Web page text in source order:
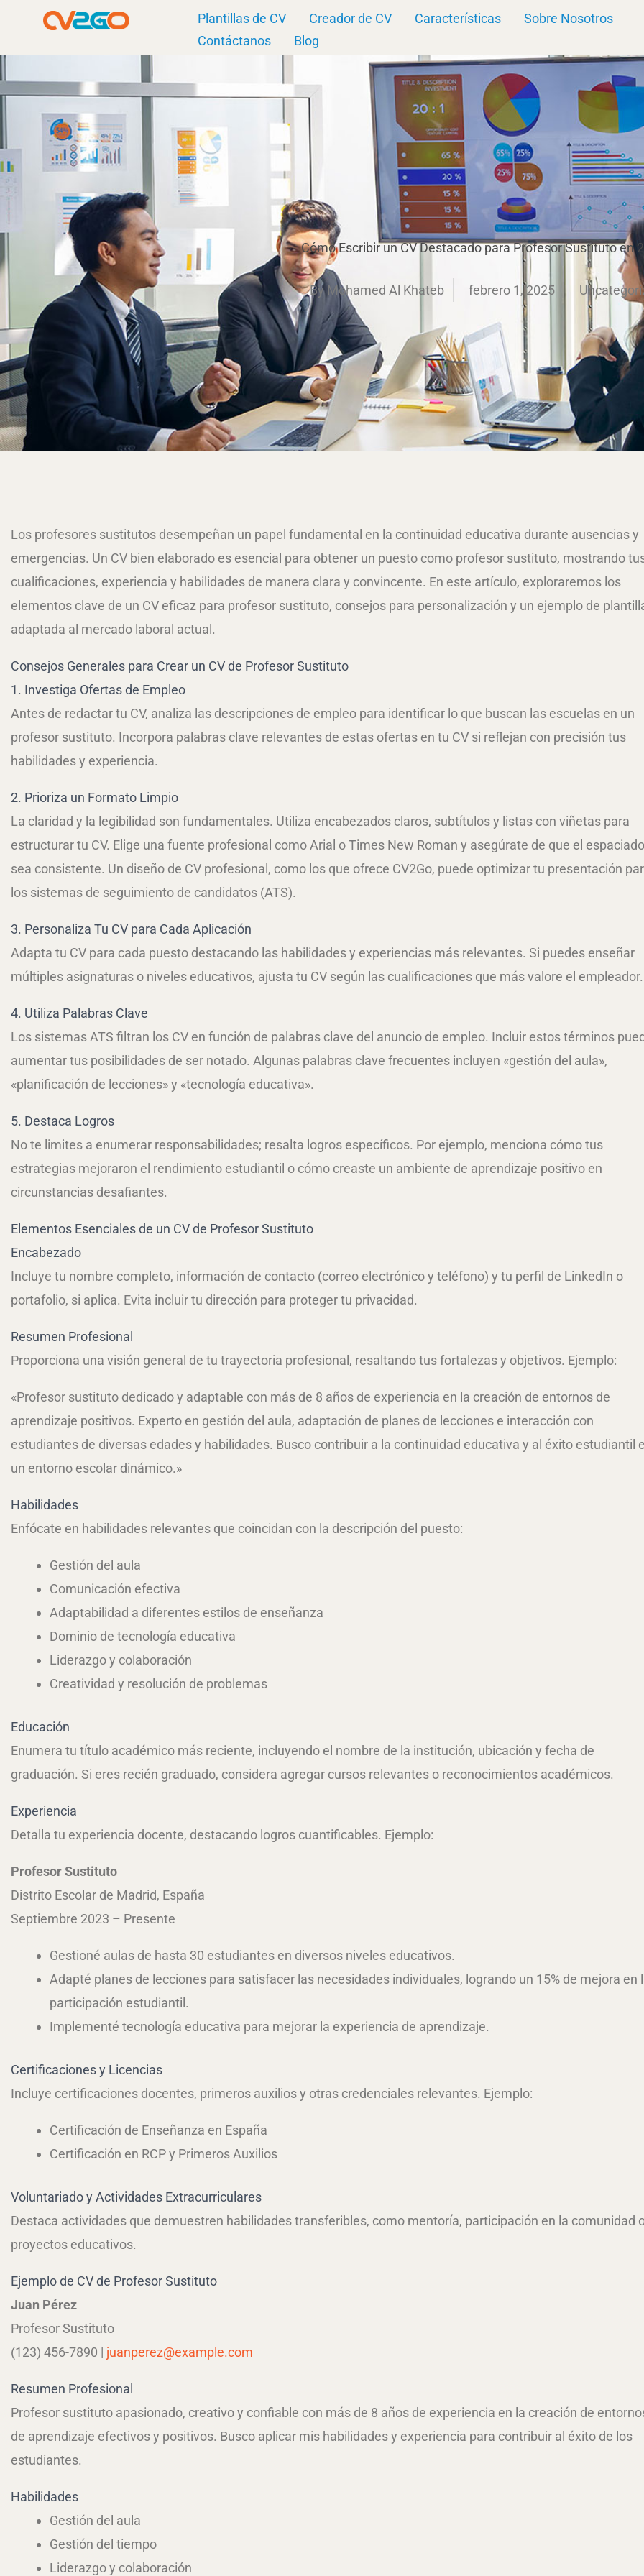
contenido
Plantillas de CV Creador de CV Características
Sobre Nosotros
Contáctanos
Blog
Cómo Escribir un CV Destacado para Profesor Sustituto en
ByMohamed Al Khateb febrero 1, 2025
Los profesores sustitutos desempeñan un papel fundamental en la continuidad educativa durante ausencias y
emergencias. Un CV bien elaborado es esencial para obtener un puesto como profesor sustituto, mostrando
cualificaciones, experiencia y habilidades de manera clara y convincente. En este artículo, exploraremos los
elementos clave de un CV eficaz para profesor sustituto, consejos para personalización y un ejemplo de
adaptada al mercado laboral actual.
Consejos Generales para Crear un CV de Profesor Sustituto
1. Investiga Ofertas de Empleo
Antes de redactar tu CV, analiza las descripciones de empleo para identificar lo que buscan las escuelas en un
profesor sustituto. Incorpora palabras clave relevantes de estas ofertas en tu CV si reflejan con precisión tus
habilidades y experiencia.
2. Prioriza un Formato Limpio
La claridad y la legibilidad son fundamentales. Utiliza encabezados claros, subtítulos y listas con viñetas para
estructurar tu CV. Elige una fuente profesional como Arial o Times New Roman y asegúrate de que el espaciado
sea consistente. Un diseño de CV profesional, como los que ofrece CV2Go, puede optimizar tu presentación
los sistemas de seguimiento de candidatos (ATS).
3. Personaliza Tu CV para Cada Aplicación
Adapta tu CV para cada puesto destacando las habilidades y experiencias más relevantes. Si puedes enseñar
múltiples asignaturas o niveles educativos, ajusta tu CV según las cualificaciones que más valore el empleador.
4. Utiliza Palabras Clave
Los sistemas ATS filtran los CV en función de palabras clave del anuncio de empleo. Incluir estos términos
aumentar tus posibilidades de ser notado. Algunas palabras clave frecuentes incluyen «gestión del aula»,
«planificación de lecciones» y «tecnología educativa».
5. Destaca Logros
No te limites a enumerar responsabilidades; resalta logros específicos. Por ejemplo, menciona cómo tus
estrategias mejoraron el rendimiento estudiantil o cómo creaste un ambiente de aprendizaje positivo en
circunstancias desafiantes.
Elementos Esenciales de un CV de Profesor Sustituto
Encabezado
Incluye tu nombre completo, información de contacto (correo electrónico y teléfono) y tu perfil de LinkedIn o
portafolio, si aplica. Evita incluir tu dirección para proteger tu privacidad.
Resumen Profesional
Proporciona una visión general de tu trayectoria profesional, resaltando tus fortalezas y objetivos. Ejemplo:
«Profesor sustituto dedicado y adaptable con más de 8 años de experiencia en la creación de entornos de
aprendizaje positivos. Experto en gestión del aula, adaptación de planes de lecciones e interacción con
estudiantes de diversas edades y habilidades. Busco contribuir a la continuidad educativa y al éxito estudiantil
un entorno escolar dinámico.»
Habilidades
Enfócate en habilidades relevantes que coincidan con la descripción del puesto:
Gestión del aula
Comunicación efectiva
Adaptabilidad a diferentes estilos de enseñanza
Dominio de tecnología educativa
Liderazgo y colaboración
Creatividad y resolución de problemas
Educación
Enumera tu título académico más reciente, incluyendo el nombre de la institución, ubicación y fecha de
graduación. Si eres recién graduado, considera agregar cursos relevantes o reconocimientos académicos.
Experiencia
Detalla tu experiencia docente, destacando logros cuantificables. Ejemplo:
Profesor Sustituto
Distrito Escolar de Madrid, España
Septiembre 2023 – Presente
Gestioné aulas de hasta 30 estudiantes en diversos niveles educativos.
Adapté planes de lecciones para satisfacer las necesidades individuales, logrando un 15% de mejora en
participación estudiantil.
Implementé tecnología educativa para mejorar la experiencia de aprendizaje.
Certificaciones y Licencias
Incluye certificaciones docentes, primeros auxilios y otras credenciales relevantes. Ejemplo:
Certificación de Enseñanza en España
Certificación en RCP y Primeros Auxilios
Voluntariado y Actividades Extracurriculares
Destaca actividades que demuestren habilidades transferibles, como mentoría, participación en la comunidad
proyectos educativos.
Ejemplo de CV de Profesor Sustituto
Juan Pérez
Profesor Sustituto
(123) 456-7890 | juanperez@example.com
Resumen Profesional
Profesor sustituto apasionado, creativo y confiable con más de 8 años de experiencia en la creación de
de aprendizaje efectivos y positivos. Busco aplicar mis habilidades y experiencia para contribuir al éxito de los
estudiantes.
Habilidades
Gestión del aula
Gestión del tiempo
Liderazgo y colaboración